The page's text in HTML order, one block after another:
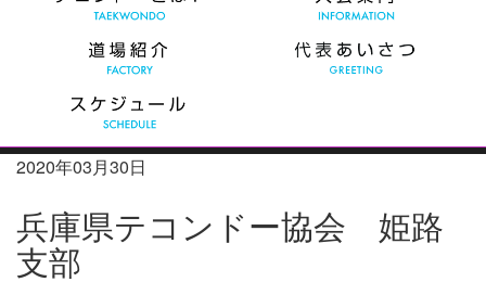
2020年03月30日
兵庫県テコンドー協会 姫路
支部